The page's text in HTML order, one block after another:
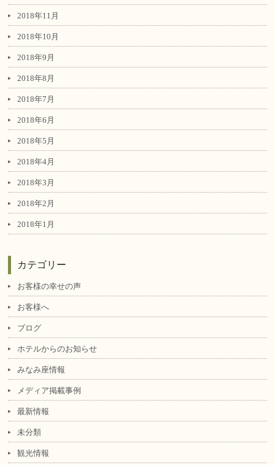
2018年11月
2018年10月
2018年9月
2018年8月
2018年7月
2018年6月
2018年5月
2018年4月
2018年3月
2018年2月
2018年1月
カテゴリー
お客様の幸せの声
お客様へ
ブログ
ホテルからのお知らせ
みなみ座情報
メディア掲載事例
最新情報
未分類
観光情報